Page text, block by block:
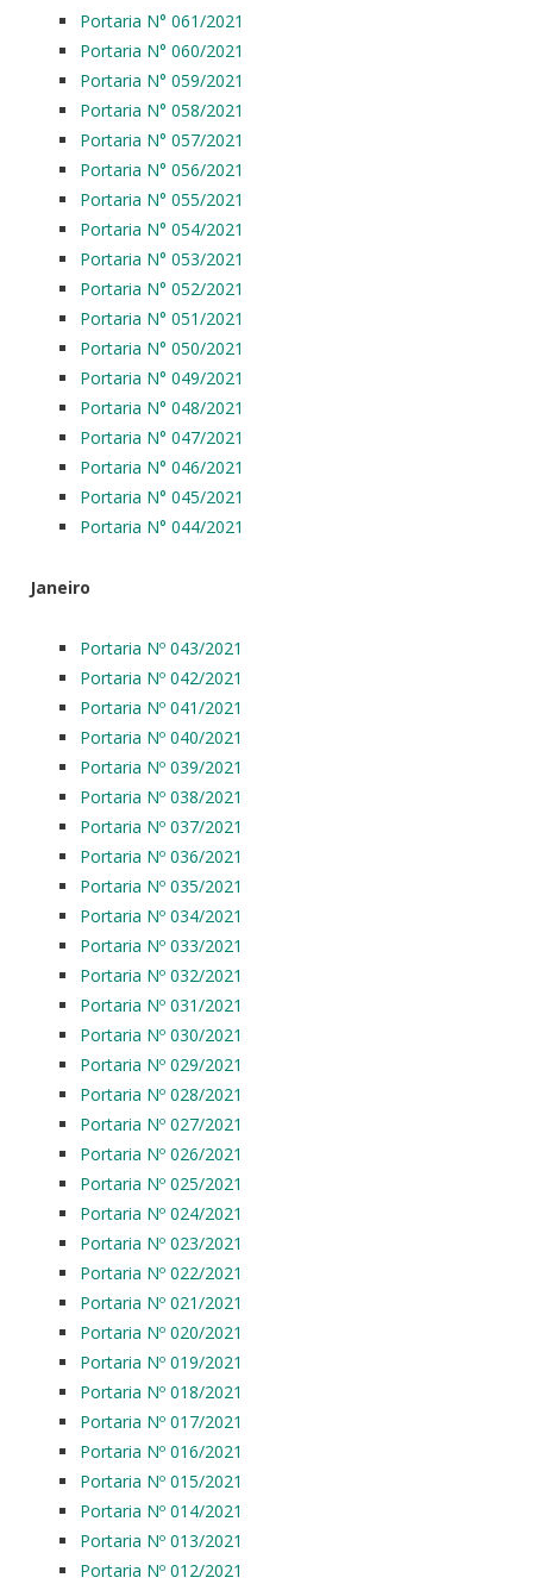
Portaria N° 061/2021
Portaria N° 060/2021
Portaria N° 059/2021
Portaria N° 058/2021
Portaria N° 057/2021
Portaria N° 056/2021
Portaria N° 055/2021
Portaria N° 054/2021
Portaria N° 053/2021
Portaria N° 052/2021
Portaria N° 051/2021
Portaria N° 050/2021
Portaria N° 049/2021
Portaria N° 048/2021
Portaria N° 047/2021
Portaria N° 046/2021
Portaria N° 045/2021
Portaria N° 044/2021
Janeiro
Portaria Nº 043/2021
Portaria Nº 042/2021
Portaria Nº 041/2021
Portaria Nº 040/2021
Portaria Nº 039/2021
Portaria Nº 038/2021
Portaria Nº 037/2021
Portaria Nº 036/2021
Portaria Nº 035/2021
Portaria Nº 034/2021
Portaria Nº 033/2021
Portaria Nº 032/2021
Portaria Nº 031/2021
Portaria Nº 030/2021
Portaria Nº 029/2021
Portaria Nº 028/2021
Portaria Nº 027/2021
Portaria Nº 026/2021
Portaria Nº 025/2021
Portaria Nº 024/2021
Portaria Nº 023/2021
Portaria Nº 022/2021
Portaria Nº 021/2021
Portaria Nº 020/2021
Portaria Nº 019/2021
Portaria Nº 018/2021
Portaria Nº 017/2021
Portaria Nº 016/2021
Portaria Nº 015/2021
Portaria Nº 014/2021
Portaria Nº 013/2021
Portaria Nº 012/2021